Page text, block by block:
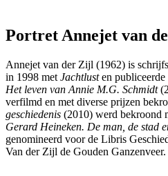
Portret Annejet van
Annejet van der Zijl (1962) is
in 1998 met Jachtlusten publiceerde
Het leven van Annie M.G. Schmidt
verfilmd en met diverse prijzen
geschiedenis (2010) werd bekroond
Gerard Heineken. De man, de stad
genomineerd voor de Libris
Van der Zijl de Gouden Ganzenveer.